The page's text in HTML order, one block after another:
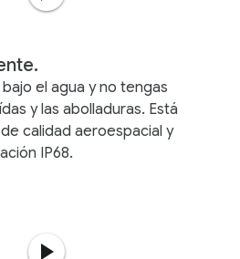
el agua y no tengas
y las abolladuras. Está
calidad aeroespacial y
IP68.